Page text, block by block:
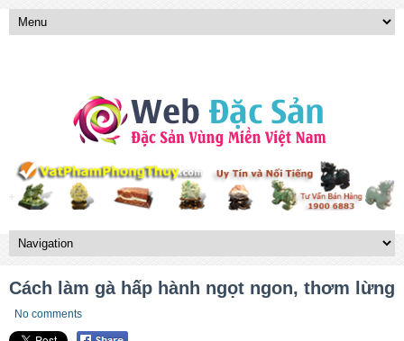
Cách làm gà hấp hành ngọt ngon, thơm lừng
No comments